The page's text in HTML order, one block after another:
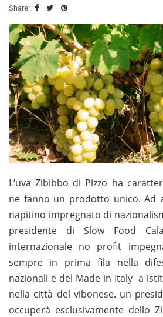
Share:
L’uva Zibibbo di Pizzo ha
ne fanno un prodotto unico. Ad
napitino impregnato di
presidente di Slow Food
internazionale no profit
sempre in prima fila nella
nazionali e del Made in Italy a
nella città del vibonese. un
occuperà esclusivamente dello